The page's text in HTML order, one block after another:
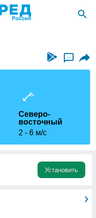
...
Северо-
восточный
2
6 м/с
Установить